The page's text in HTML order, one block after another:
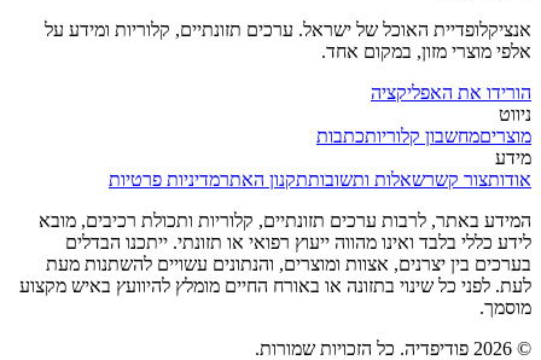
אנציקלופדיית האוכל של ישראל. ערכים תזונתיים, קלוריות ומידע על
אלפי מוצרי מזון, במקום אחד.
הורידו את האפליקציה
ניווט
מוצריםמחשבון קלוריותכתבות
מידע
אודותצור קשרשאלות ותשובותתקנון האתרמדיניות פרטיות
המידע באתר, לרבות ערכים תזונתיים, קלוריות ותכולת רכיבים, מובא
לידע כללי בלבד ואינו מהווה ייעוץ רפואי או תזונתי. ייתכנו הבדלים
בערכים בין יצרנים, אצוות ומוצרים, והנתונים עשויים להשתנות מעת
לעת. לפני כל שינוי בתזונה או באורח החיים מומלץ להיוועץ באיש מקצוע
מוסמך.
©
2026 פודיפדיה. כל הזכויות שמורות.